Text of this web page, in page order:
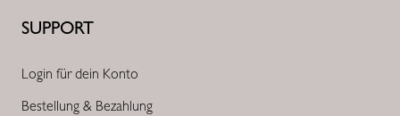
SUPPORT
Login für dein Konto
Bestellung & Bezahlung